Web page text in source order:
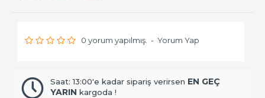
0 yorum yapılmış. - Yorum Yap
Saat: 13:00'e kadar sipariş verirsen EN GEÇ
YARIN kargoda !